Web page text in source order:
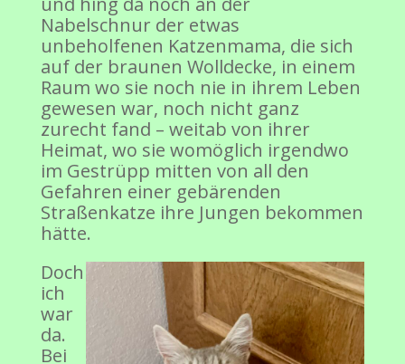
Nabelschnur der etwas
unbeholfenen Katzenmama, die sich
auf der braunen Wolldecke, in einem
Raum wo sie noch nie in ihrem Leben
gewesen war, noch nicht ganz
zurecht fand – weitab von ihrer
Heimat, wo sie womöglich irgendwo
im Gestrüpp mitten von all den
Gefahren einer gebärenden
Straßenkatze ihre Jungen bekommen
hätte.
Doch
ich
war
da.
Bei